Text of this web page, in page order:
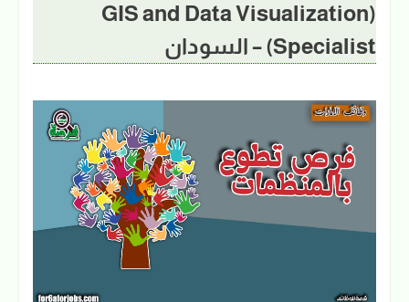
(GIS and Data Visualization
Specialist) – السودان